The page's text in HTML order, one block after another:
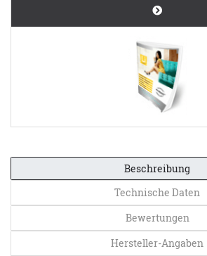
Beschreibung
Technische Daten
Bewertungen
Hersteller-Angaben